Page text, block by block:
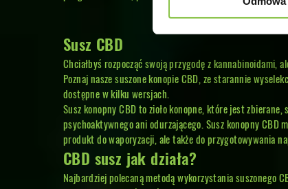
Susz CBD
Chciałbyś rozpocząć swoją przygodę z
Poznaj naszesuszone konopie CBD, ze starannie
dostępne w kilku wersjach.
Susz konopny CBD to zioło konopne, które jest
psychoaktywnego ani odurzającego. Susz konopny
produkt do waporyzacji, ale także do przygotowywania
CBD susz jak działa?
Najbardziej polecaną metodą wykorzystania suszonego